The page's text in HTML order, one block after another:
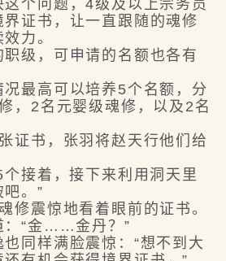
问题，4级及以上宗务员
证书，让一直跟随的魂修
力。
级，可申请的名额也各有
最高可以培养5个名额，分
，2名元婴级魂修，以及2名
书，张羽将赵天行他们给
接着，接下来利用洞天里
。”
震惊地看着眼前的证书。
“金……金丹？”
样满脸震惊：“想不到大